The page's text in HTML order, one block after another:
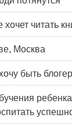
читать
Москва
быть